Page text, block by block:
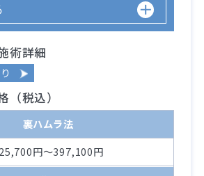
術詳細
（税込）
裏ハムラ法
円～397,100円